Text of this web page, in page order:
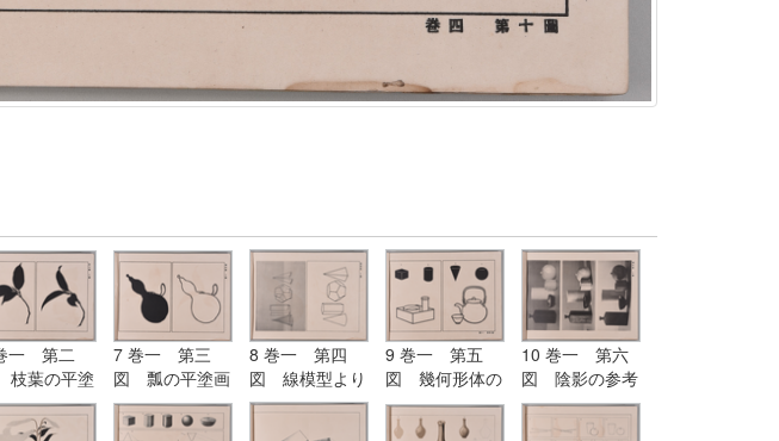
一 第二
葉の平塗
7 巻一 第三
図 瓢の平塗画
及び輪郭画
8 巻一 第四
図 線模型より
描きたる形体
9 巻一 第五
図 幾何形体の
応用
10 巻一 第六
図 陰影の参考
図